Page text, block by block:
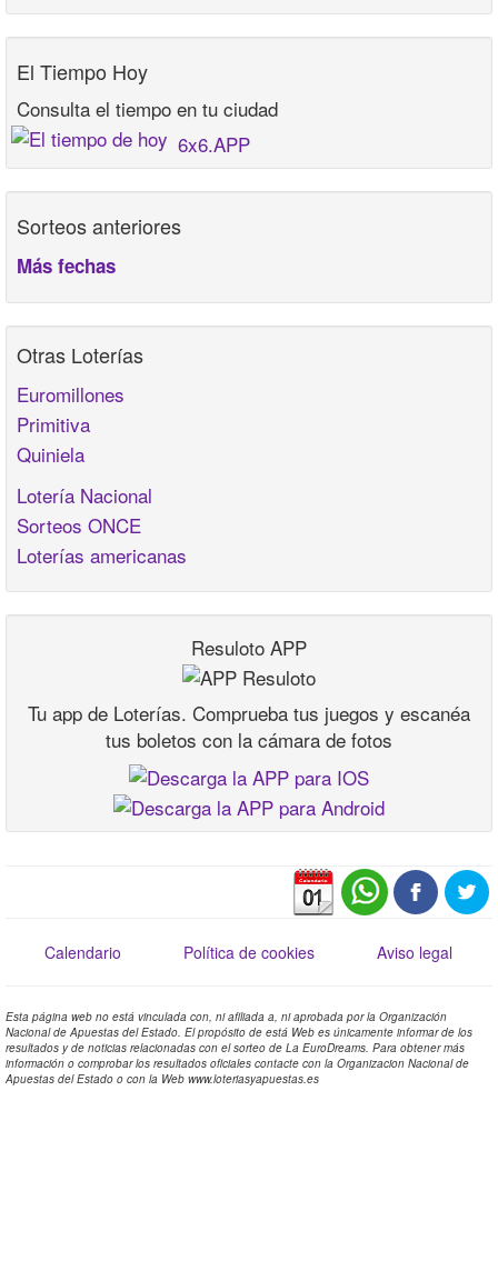
El Tiempo Hoy
Consulta el tiempo en tu ciudad
6x6.APP
Sorteos anteriores
Más fechas
Otras Loterías
Euromillones
Primitiva
Quiniela
Lotería Nacional
Sorteos ONCE
Loterías americanas
Resuloto APP
Tu app de Loterías. Comprueba tus juegos y escanéa
tus boletos con la cámara de fotos
Calendario Política de cookies Aviso legal
Esta página web no está vinculada con, ni afiliada a, ni aprobada por la Organización
Nacional de Apuestas del Estado. El propósito de está Web es únicamente informar de los
resultados y de noticias relacionadas con el sorteo de La EuroDreams. Para obtener más
información o comprobar los resultados oficiales contacte con la Organizacion Nacional de
Apuestas del Estado o con la Web www.loteriasyapuestas.es